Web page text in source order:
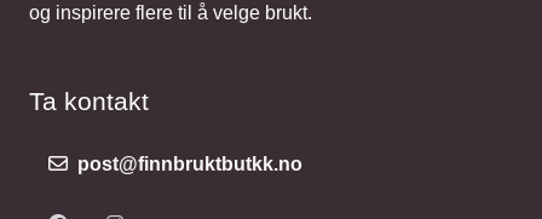
og inspirere flere til å velge brukt.
Ta kontakt
post@finnbruktbutkk.no